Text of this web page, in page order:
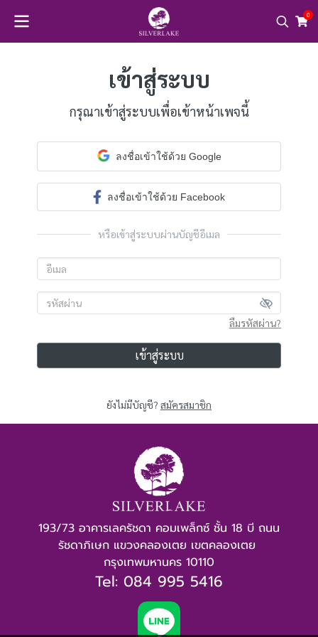
0
เข้าสู่ระบบ
กรุณาเข้าสู่ระบบเพื่อเข้าหน้าเพจนี้
ลงชื่อเข้าใช้ด้วย Google
ลงชื่อเข้าใช้ด้วย Facebook
หรือเข้าสู่ระบบผ่านบัญชีอีเมล
ลืมรหัสผ่าน?
เข้าสู่ระบบ
ยังไม่มีบัญชี? สมัครสมาชิก
193/73 อาคารเลครัชดา คอมเพล็กซ์ ชั้น 18 บี ถนน
รัชดาภิเษก แขวงคลองเตย เขตคลองเตย
กรุงเทพมหานคร 10110
Tel: 084 995 5416